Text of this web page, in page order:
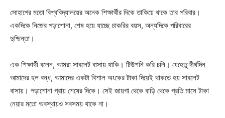
সোহাগের মতো বিশ্ববিদ্যালয়ের অনেক শিক্ষার্থীর দিকে তাকিয়ে থাকে তার পরিবার।
একদিকে নিজের পড়াশোনা, শেষ হয়ে যাচ্ছে চাকরির বয়স, অন্যদিকে পরিবারের
দুশ্চিন্তা।
এক শিক্ষার্থী বলেন, আমরা সাবলেট বাসায় থাকি। টিউশনি করি চলি। যেহেতু দীর্ঘদিন
আমাদের হল বন্ধ, আমাদের একটা বিশাল অংকের টাকা দিয়েই থাকতে হয় সাবলেট
বাসায়। পড়াশোনা প্রায় শেষের দিকে। সেই জায়গা থেকে বাড়ি থেকে প্রতি মাসে টাকা
নেয়ার মতো অবস্থায়ও সবসময় থাকে না।